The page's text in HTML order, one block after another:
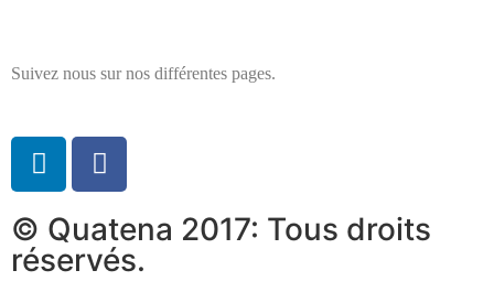
Suivez nous sur nos différentes pages.
© Quatena 2017: Tous droits
réservés.